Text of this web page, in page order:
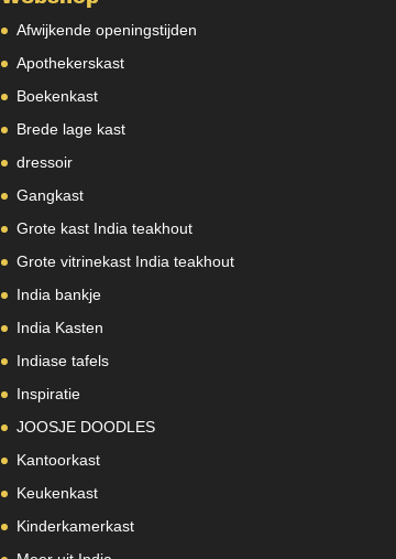
Afwijkende openingstijden
Apothekerskast
Boekenkast
Brede lage kast
dressoir
Gangkast
Grote kast India teakhout
Grote vitrinekast India teakhout
India bankje
India Kasten
Indiase tafels
Inspiratie
JOOSJE DOODLES
Kantoorkast
Keukenkast
Kinderkamerkast